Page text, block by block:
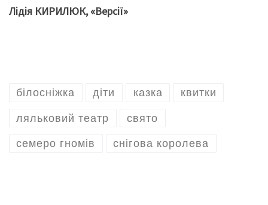
Лідія КИРИЛЮК, «Версії»
білосніжка діти казка квитки
ляльковий театр свято
семеро гномів снігова королева